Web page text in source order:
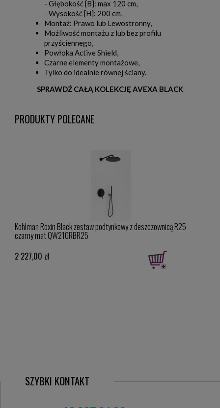
- Głębokość [B]: max 120 cm,
- Wysokość [H]: 200 cm,
Montaż: Prawo lub Lewostronny,
Możliwość montażu z lub bez profilu
przyściennego,
Powłoka Active Shield,
Czarne elementy montażowe,
Tylko do idealnie równej ściany.
SPRAWDŹ CAŁĄ KOLEKCJĘ AVEXA BLACK
PRODUKTY POLECANE
Kohlman Roxin Black zestaw podtynkowy z deszczownicą R25
czarny mat QW210RBR25
2 227,00 zł
SZYBKI KONTAKT